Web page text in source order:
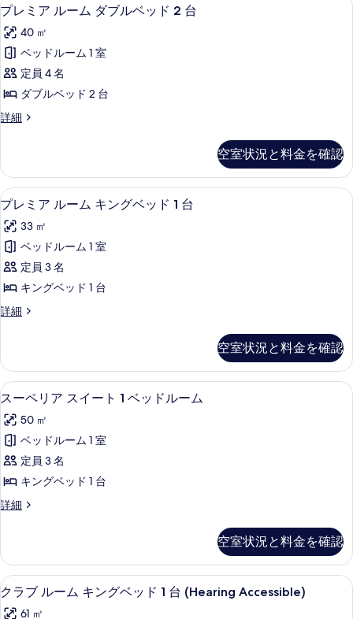
示
す
る
真
を
表
示
す
る
台
の
す
べ
て
の
を
表
示
す
る
ベ
ド
2
の
詳
レ
ミ
ア
ル
ー
ム
ブ
ル
ベ
ッ
ド
2
台
の
て
の
写
真
を
表
示
す
6
プレミア ルーム ダブルベッド 2 台
40 ㎡
ベッドルーム 1 室
定員 4 名
ダブルベッド 2 台
詳細
プ
ル
ー
ム
ブ
ル
ッ
ド
台
空室状況と料金を確認
プ
レ
ミ
ア
ル
ー
ム
ン
グ
ベ
ッ
ド
1
台
の
て
の
写
1 室のベッドルーム、高級寝具、羽
5
プレミア ルーム キングベッド 1 台
33 ㎡
ベッドルーム 1 室
定員 3 名
キングベッド 1 台
詳細
プ
ル
ー
ム
ン
グ
ッ
ド
台
空室状況と料金を確認
ス
ー
ペ
リ
ア
ス
イ
ト
ベ
ッ
スーペリア スイート 1 ベッドルーム
5
スーペリア スイート 1 ベッドルーム
50 ㎡
ベッドルーム 1 室
定員 3 名
キングベッド 1 台
詳細
ス
ア
ス
イ
空室状況と料金を確認
ク
ラ
1 室のベッドルーム、高級寝具、羽
6
クラブ ルーム キングベッド 1 台 (Hearing Accessible)
61 ㎡